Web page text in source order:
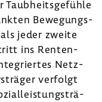
Taub­heits­ge­fühle
Bewe­gungs­
jeder zweite
ins Renten­
Netz­
verfolgt